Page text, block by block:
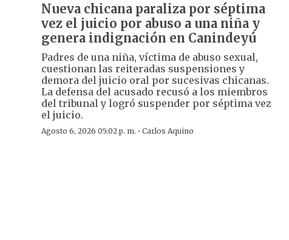
Nueva chicana paraliza por séptima
vez el juicio por abuso a una niña y
genera indignación en Canindeyú
Padres de una niña, víctima de abuso sexual,
cuestionan las reiteradas suspensiones y
demora del juicio oral por sucesivas chicanas.
La defensa del acusado recusó a los miembros
del tribunal y logró suspender por séptima vez
el juicio.
Agosto 6, 2026 05:02 p. m. · Carlos Aquino